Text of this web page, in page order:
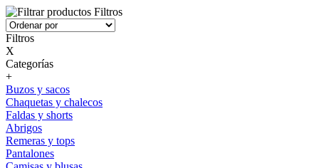
Filtros
Filtros
X
Categorías
+
Buzos y sacos
Chaquetas y chalecos
Faldas y shorts
Abrigos
Remeras y tops
Pantalones